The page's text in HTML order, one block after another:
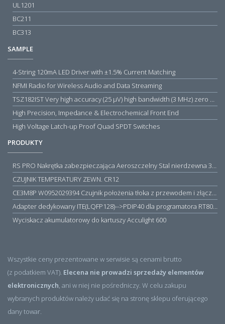
UL1201
BC211
BC313
SAMPLE
4-String 120mA LED Driver with ±1.5% Current Matching
NFMI Radio for Wireless Audio and Data Streaming
TSZ182IST Very high accuracy (25 µV) high bandwidth (3 MHz) zero drift 5 V operational amplifiers
High Precision, Impedance & Electrochemical Front End
High Voltage Latch-up Proof Quad SPDT Switches
PRODUKTY
RS PRO Nakrętka zabezpieczająca Aeroszczelny Stal nierdzewna 316 Zwykłe
CZUJNIK TEMPERATURY ZEWN. CR12
CE3M8P W0952029394 Czujnik położenia tłoka z przewodem i złączem M8, PNP NO, 10...30VDC, 100mA, METALWORK, METAL WORK jak MZT1-0
Adapter dedykowany ITE(LQFP128)-->PDIP40 dla programatora RT809H/RT809F (simple)
Wyciskacz akumulatorowy do kartuszy Acculight 600
Wszystkie ceny prezentowane w serwisie są cenami brutto
(z podatkiem VAT). Elecena nie prowadzi sprzedaży elementów
elektronicznych , ani w niej nie pośredniczy. W celu zakupu
wybranych produktów należy udać się na stronę sklepu oferującego
dany towar.